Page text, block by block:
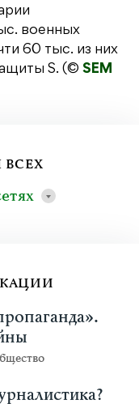
военных
60 тыс. из них
S. (© SEM